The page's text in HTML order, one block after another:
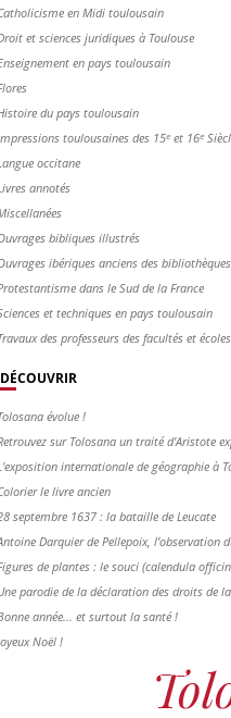
en Midi toulousain
et sciences juridiques à Toulouse
en pays toulousain
du pays toulousain
toulousaines des 15ᵉ et 16ᵉ
occitane
annotés
bibliques illustrés
ibériques anciens des
dans le Sud de la France
et techniques en pays toulousain
des professeurs des facultés et
DÉCOUVRIR
évolue !
sur Tolosana un traité d'Aristote
internationale de géographie à
le livre ancien
septembre 1637 : la bataille de Leucate
Darquier de Pellepoix, l’observation
de plantes : le souci (calendula
parodie de la déclaration des droits de
année... et surtout la santé !
Noël !